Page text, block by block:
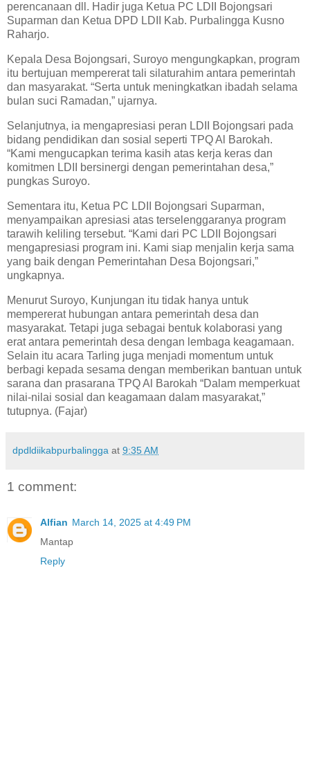
perencanaan dll. Hadir juga Ketua PC LDII Bojongsari
Suparman dan Ketua DPD LDII Kab. Purbalingga Kusno
Raharjo.
Kepala Desa Bojongsari, Suroyo mengungkapkan, program
itu bertujuan mempererat tali silaturahim antara pemerintah
dan masyarakat. “Serta untuk meningkatkan ibadah selama
bulan suci Ramadan,” ujarnya.
Selanjutnya, ia mengapresiasi peran LDII Bojongsari pada
bidang pendidikan dan sosial seperti TPQ Al Barokah.
“Kami mengucapkan terima kasih atas kerja keras dan
komitmen LDII bersinergi dengan pemerintahan desa,”
pungkas Suroyo.
Sementara itu, Ketua PC LDII Bojongsari Suparman,
menyampaikan apresiasi atas terselenggaranya program
tarawih keliling tersebut. “Kami dari PC LDII Bojongsari
mengapresiasi program ini. Kami siap menjalin kerja sama
yang baik dengan Pemerintahan Desa Bojongsari,”
ungkapnya.
Menurut Suroyo, Kunjungan itu tidak hanya untuk
mempererat hubungan antara pemerintah desa dan
masyarakat. Tetapi juga sebagai bentuk kolaborasi yang
erat antara pemerintah desa dengan lembaga keagamaan.
Selain itu acara Tarling juga menjadi momentum untuk
berbagi kepada sesama dengan memberikan bantuan untuk
sarana dan prasarana TPQ Al Barokah “Dalam memperkuat
nilai-nilai sosial dan keagamaan dalam masyarakat,”
tutupnya. (Fajar)
dpdldiikabpurbalingga at 9:35 AM
1 comment:
Alfian March 14, 2025 at 4:49 PM
Mantap
Reply